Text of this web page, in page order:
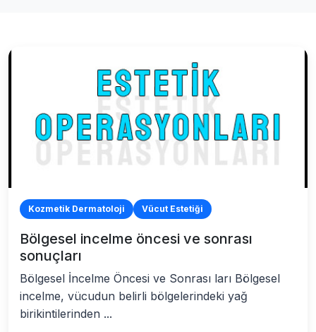
Kozmetik Dermatoloji Vücut Estetiği
Bölgesel incelme öncesi ve sonrası
sonuçları
Bölgesel İncelme Öncesi ve Sonrası ları Bölgesel
incelme, vücudun belirli bölgelerindeki yağ
birikintilerinden ...